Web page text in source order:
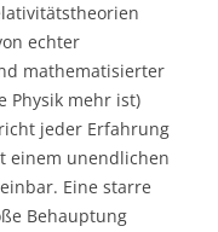
echter
mathematisierter
Physik mehr ist)
jeder Erfahrung
einem unendlichen
Eine starre
Behauptung